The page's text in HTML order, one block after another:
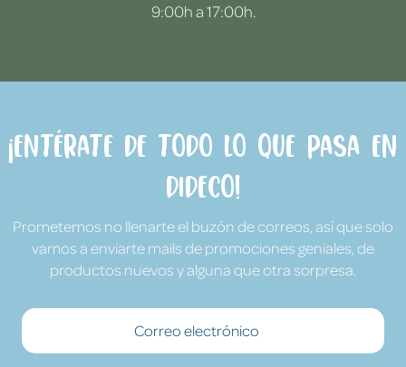
9:00h a 17:00h.
¡Entérate de todo lo que pasa en
Dideco!
Prometemos no llenarte el buzón de correos, así que solo
vamos a enviarte mails de promociones geniales, de
productos nuevos y alguna que otra sorpresa.